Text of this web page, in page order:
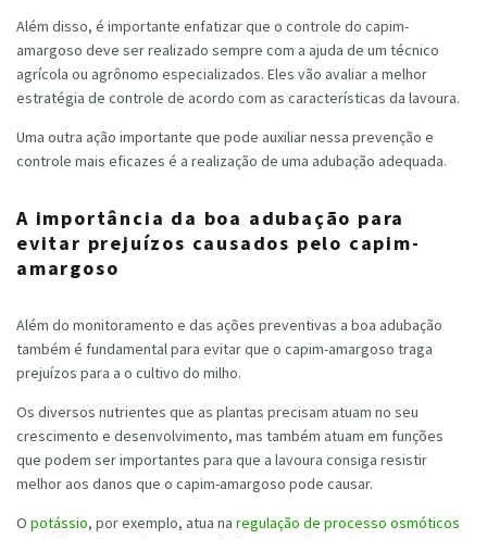
Além disso, é importante enfatizar que o controle do capim-
amargoso deve ser realizado sempre com a ajuda de um técnico
agrícola ou agrônomo especializados. Eles vão avaliar a melhor
estratégia de controle de acordo com as características da lavoura.
Uma outra ação importante que pode auxiliar nessa prevenção e
controle mais eficazes é a realização de uma adubação adequada.
A importância da boa adubação para
evitar prejuízos causados pelo capim-
amargoso
Além do monitoramento e das ações preventivas a boa adubação
também é fundamental para evitar que o capim-amargoso traga
prejuízos para a o cultivo do milho.
Os diversos nutrientes que as plantas precisam atuam no seu
crescimento e desenvolvimento, mas também atuam em funções
que podem ser importantes para que a lavoura consiga resistir
melhor aos danos que o capim-amargoso pode causar.
O potássio, por exemplo, atua na regulação de processo osmóticos